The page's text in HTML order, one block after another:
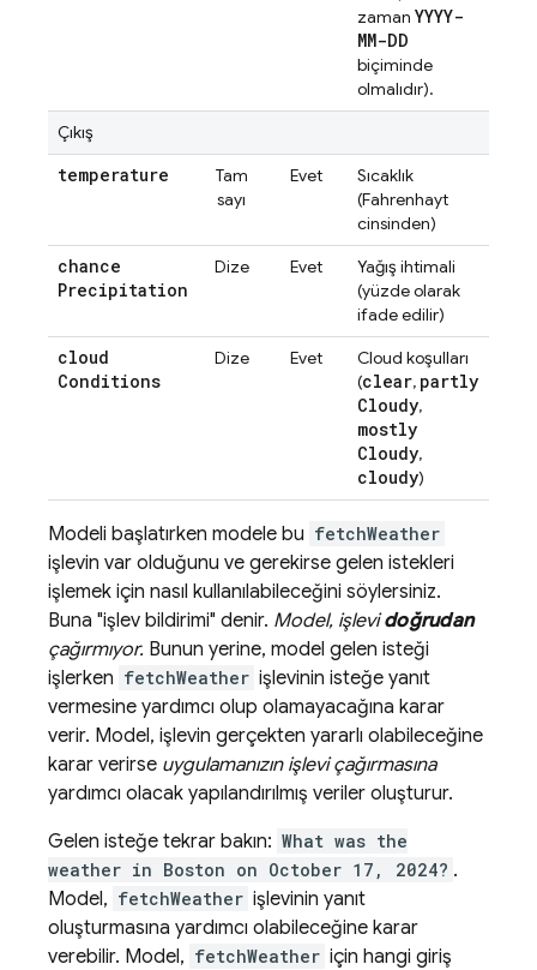
zaman YYYY-
MM-DD
biçiminde
olmalıdır).
Çıkış
temperature
Tam
sayı
Evet
Sıcaklık
(Fahrenhayt
cinsinden)
chance
Precipitation
Dize Evet
Yağış ihtimali
(yüzde olarak
ifade edilir)
cloud
Conditions
Dize Evet
Cloud koşulları
(clear, partly
Cloudy,
mostly
Cloudy,
cloudy)
Modeli başlatırken modele bu fetchWeather
işlevin var olduğunu ve gerekirse gelen istekleri
işlemek için nasıl kullanılabileceğini söylersiniz.
Buna "işlev bildirimi" denir. Model, işlevidoğrudan
çağırmıyor. Bunun yerine, model gelen isteği
işlerken fetchWeather işlevinin isteğe yanıt
vermesine yardımcı olup olamayacağına karar
verir. Model, işlevin gerçekten yararlı olabileceğine
karar verirse uygulamanızın işlevi çağırmasına
yardımcı olacak yapılandırılmış veriler oluşturur.
Gelen isteğe tekrar bakın: What was the
weather in Boston on October 17, 2024? .
Model, fetchWeather işlevinin yanıt
oluşturmasına yardımcı olabileceğine karar
verebilir. Model, fetchWeather için hangi giriş